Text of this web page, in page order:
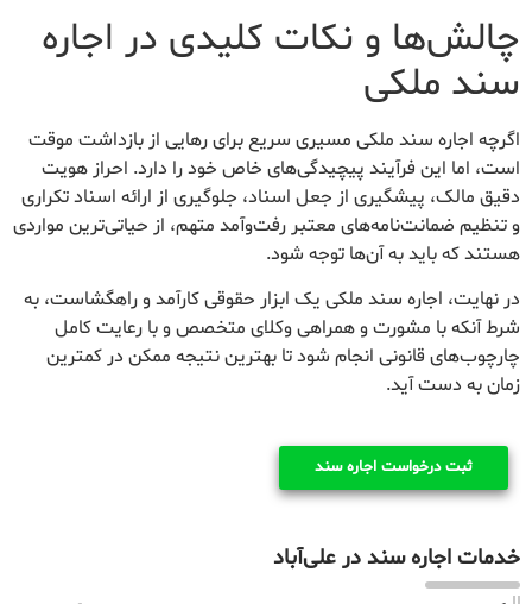
چالش‌ها و نکات کلیدی در اجاره
سند ملکی
اگرچه اجاره سند ملکی مسیری سریع برای رهایی از بازداشت موقت
است، اما این فرآیند پیچیدگی‌های خاص خود را دارد. احراز هویت
دقیق مالک، پیشگیری از جعل اسناد، جلوگیری از ارائه اسناد تکراری
و تنظیم ضمانت‌نامه‌های معتبر رفت‌وآمد متهم، از حیاتی‌ترین مواردی
هستند که باید به آن‌ها توجه شود.
در نهایت، اجاره سند ملکی یک ابزار حقوقی کارآمد و راهگشاست، به
شرط آنکه با مشورت و همراهی وکلای متخصص و با رعایت کامل
چارچوب‌های قانونی انجام شود تا بهترین نتیجه ممکن در کمترین
زمان به دست آید.
ثبت درخواست اجاره سند
خدمات اجاره سند در علی‌آباد